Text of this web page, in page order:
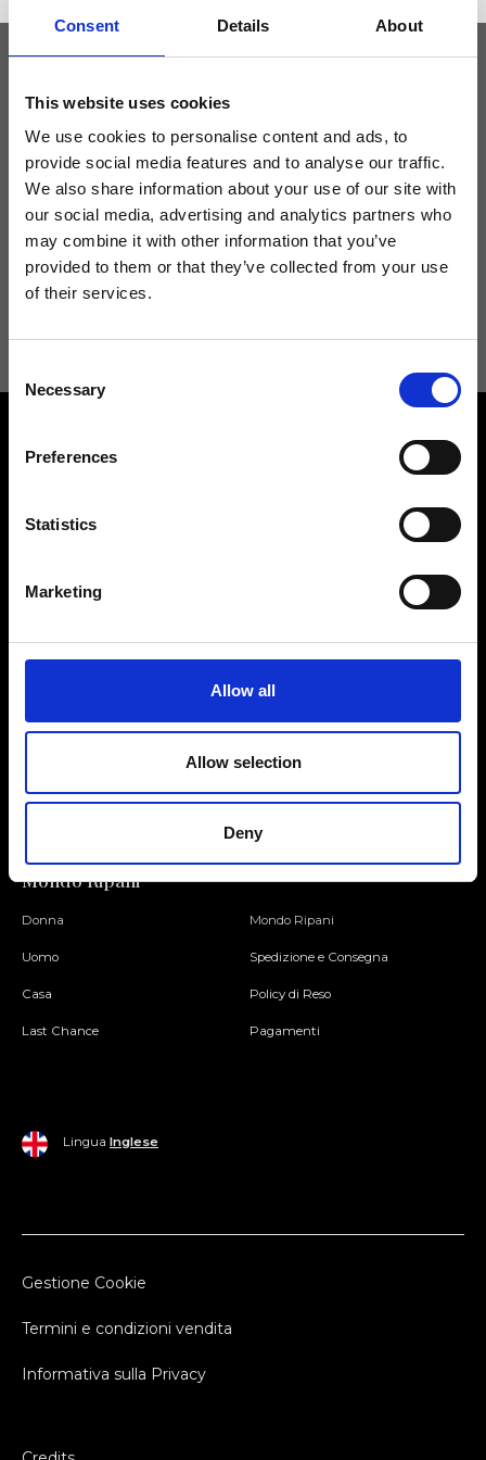
Consent Details About
This website uses cookies
We use cookies to personalise content and ads, to
provide social media features and to analyse our traffic.
We also share information about your use of our site with
our social media, advertising and analytics partners who
may combine it with other information that you’ve
provided to them or that they’ve collected from your use
of their services.
Selection
Necessary
Preferences
Statistics
Marketing
Allow all
Allow selection
Deny
Tieniti aggiornato
Non perdere le novità di Ripani, iscriviti alla newsletter!
Acconsento a ricevere novità e promo da Ripani. Per maggiori
Trova il tuo negozio Ripani
Entra nella Community
Rispondiamo a tutte le tue
Mondo Ripani
Donna
Uomo
Casa
Last Chance
Mondo Ripani
Spedizione e Consegna
Policy di Reso
Pagamenti
Lingua Inglese
Gestione Cookie
Termini e condizioni vendita
Informativa sulla Privacy